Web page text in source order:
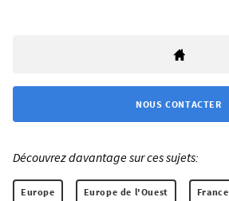
NOUS CONTACTER
Découvrez davantage sur ces sujets:
Europe Europe de l'Ouest France